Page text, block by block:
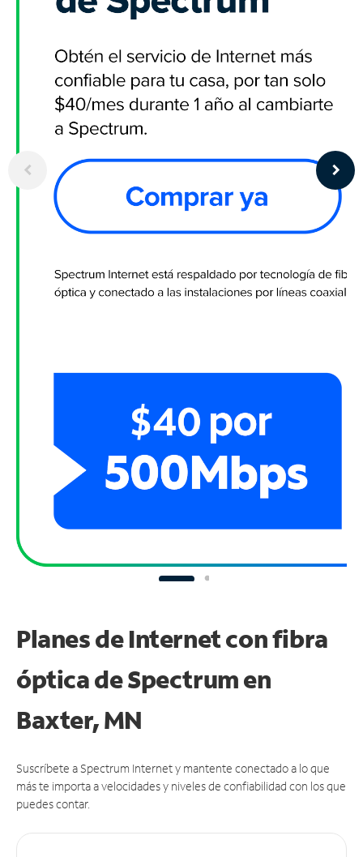
Planes de Internet con fibra
óptica de Spectrum en
Baxter, MN
Suscríbete a Spectrum Internet y mantente conectado a lo que
más te importa a velocidades y niveles de confiabilidad con los que
puedes contar.